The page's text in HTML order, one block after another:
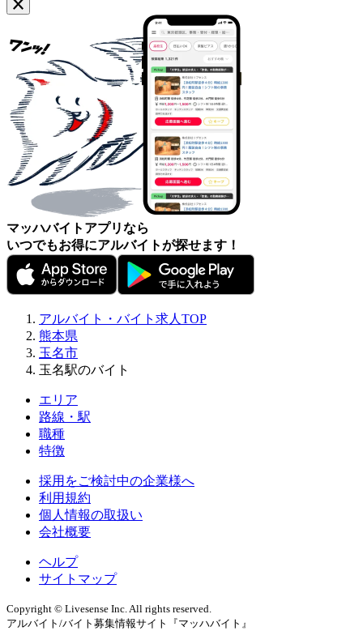
マッハバイトアプリなら
いつでもお得にアルバイトが探せます！
アルバイト・バイト求人TOP
熊本県
玉名市
玉名駅のバイト
エリア
路線・駅
職種
特徴
採用をご検討中の企業様へ
利用規約
個人情報の取扱い
会社概要
ヘルプ
サイトマップ
Copyright © Livesense Inc. All rights reserved.
アルバイト/バイト募集情報サイト『マッハバイト』